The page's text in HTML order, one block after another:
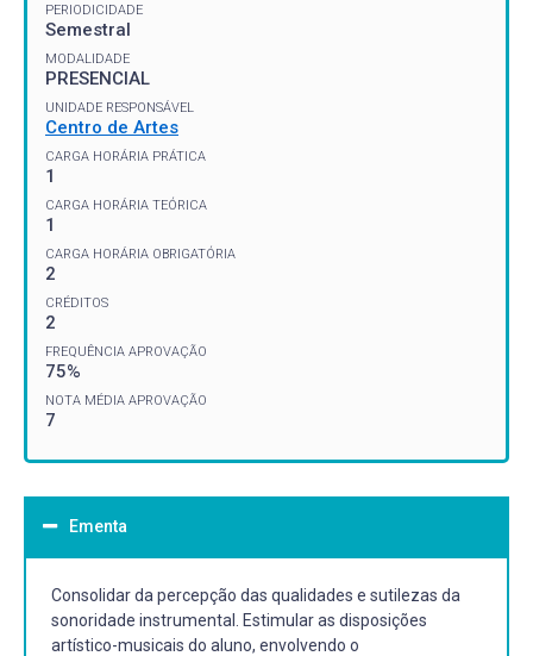
PERIODICIDADE
Semestral
MODALIDADE
PRESENCIAL
UNIDADE RESPONSÁVEL
Centro de Artes
CARGA HORÁRIA PRÁTICA
1
CARGA HORÁRIA TEÓRICA
1
CARGA HORÁRIA OBRIGATÓRIA
2
CRÉDITOS
2
FREQUÊNCIA APROVAÇÃO
75%
NOTA MÉDIA APROVAÇÃO
7
Ementa
Consolidar da percepção das qualidades e sutilezas da
sonoridade instrumental. Estimular as disposições
artístico-musicais do aluno, envolvendo o